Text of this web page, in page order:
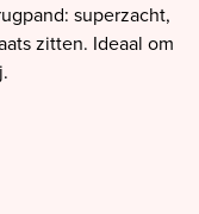
superzacht,
zitten. Ideaal om